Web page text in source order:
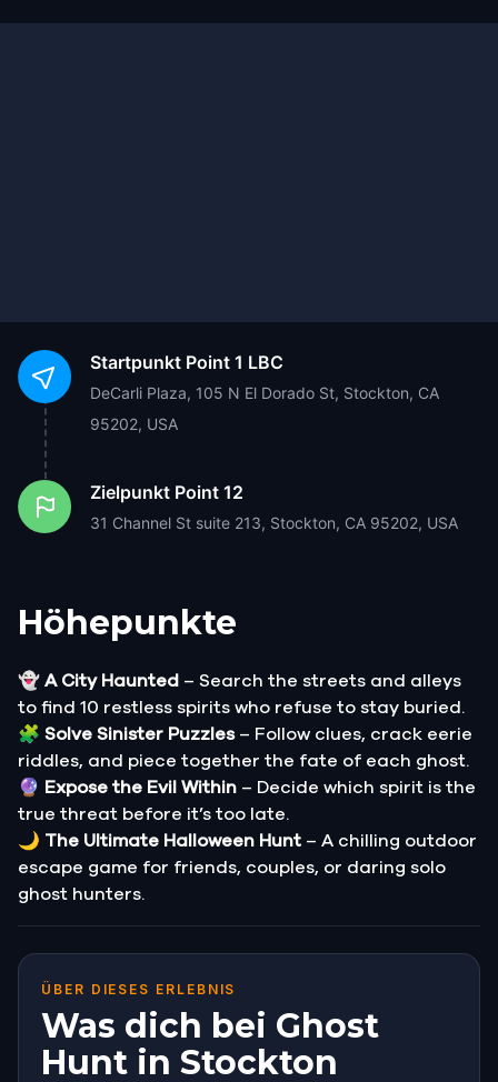
Startpunkt Point 1 LBC
DeCarli Plaza, 105 N El Dorado St, Stockton, CA
95202, USA
Zielpunkt Point 12
31 Channel St suite 213, Stockton, CA 95202, USA
Höhepunkte
👻 A City Haunted – Search the streets and alleys
to find 10 restless spirits who refuse to stay buried.
🧩 Solve Sinister Puzzles – Follow clues, crack eerie
riddles, and piece together the fate of each ghost.
🔮 Expose the Evil Within – Decide which spirit is the
true threat before it’s too late.
🌙 The Ultimate Halloween Hunt – A chilling outdoor
escape game for friends, couples, or daring solo
ghost hunters.
ÜBER DIESES ERLEBNIS
Was dich bei Ghost
Hunt in Stockton